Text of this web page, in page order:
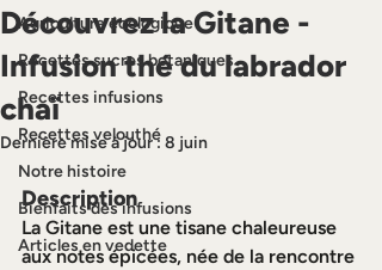
Agriculture écologique
Recettes sucres botaniques
Recettes infusions
Recettes velouthé
Notre histoire
Bienfaits des infusions
Articles en vedette
Découvrez la Gitane -
Infusion thé du labrador
chaï
Dernière mise à jour :8 juin
Description
La Gitane est une tisane chaleureuse
aux notes épicées, née de la rencontre